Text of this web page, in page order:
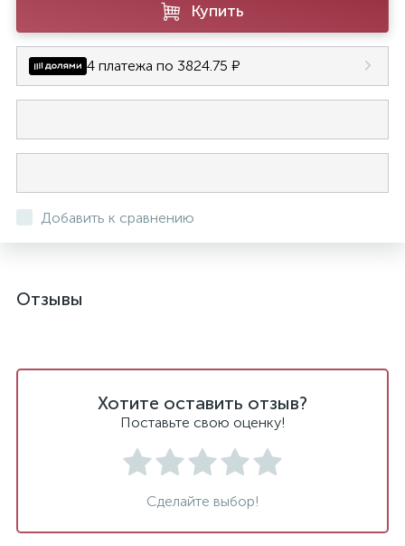
Купить
4 платежа по 3824.75 ₽
Добавить к сравнению
Отзывы
Хотите оставить отзыв?
Поставьте свою оценку!
Сделайте выбор!